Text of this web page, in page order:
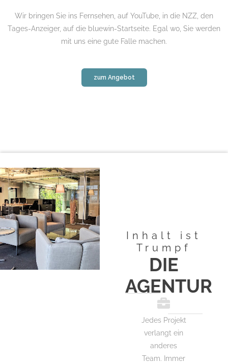
Wir bringen Sie ins Fernsehen, auf YouTube, in die NZZ, den
Tages-Anzeiger, auf die bluewin-Startseite. Egal wo, Sie werden
mit uns eine gute Falle machen.
zum Angebot
Inhalt ist
Trumpf
DIE
AGENTUR
Jedes Projekt
verlangt ein
anderes
Team. Immer